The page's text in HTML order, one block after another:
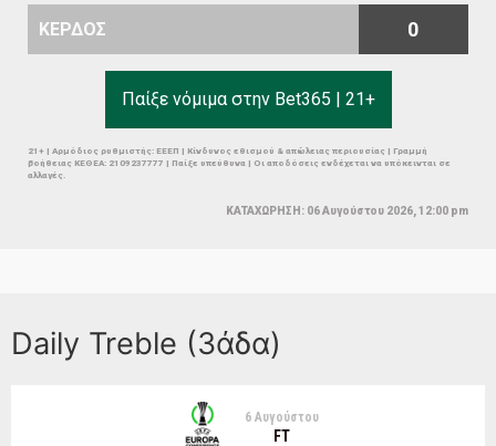
ΚΕΡΔΟΣ 0
Παίξε νόμιμα στην Bet365 | 21+
21+ | Αρμόδιος ρυθμιστής: ΕΕΕΠ | Κίνδυνος εθισμού & απώλειας περιουσίας | Γραμμή
βοήθειας ΚΕΘΕΑ: 2109237777 | Παίξε υπεύθυνα | Οι αποδόσεις ενδέχεται να υπόκεινται σε
αλλαγές.
ΚΑΤΑΧΩΡΗΣΗ: 06 Αυγούστου 2026, 12:00 pm
Daily Treble (3άδα)
6 Αυγούστου
FT